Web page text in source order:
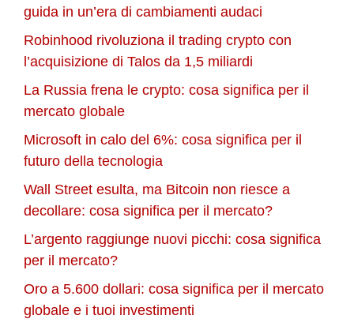
guida in un’era di cambiamenti audaci
Robinhood rivoluziona il trading crypto con
l’acquisizione di Talos da 1,5 miliardi
La Russia frena le crypto: cosa significa per il
mercato globale
Microsoft in calo del 6%: cosa significa per il
futuro della tecnologia
Wall Street esulta, ma Bitcoin non riesce a
decollare: cosa significa per il mercato?
L’argento raggiunge nuovi picchi: cosa significa
per il mercato?
Oro a 5.600 dollari: cosa significa per il mercato
globale e i tuoi investimenti